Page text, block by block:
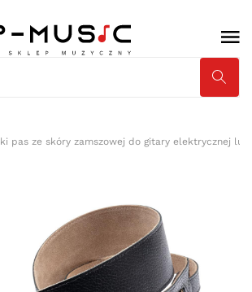
pas ze skóry zamszowej do gitary elektrycznej